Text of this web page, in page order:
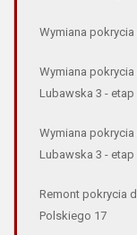
Wymiana
Wymiana
Lubawska 3 - etap
Wymiana
Lubawska 3 - etap
Remont pokrycia
Polskiego 17